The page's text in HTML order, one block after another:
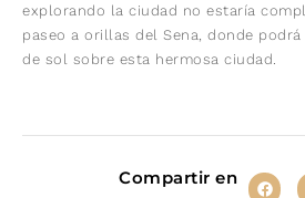
explorando la ciudad no estaría
paseo a orillas del Sena, donde
de sol sobre esta hermosa ciudad.
Compartir en